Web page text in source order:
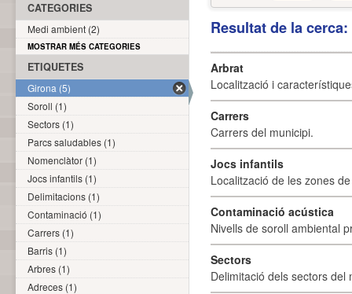
Resultat de la
Arbrat
Localització i
Carrers
Carrers del municipi.
Jocs infantils
Localització de les zones
Contaminació acústica
Nivells de soroll ambiental
Sectors
Delimitació dels sectors del
CATEGORIES
Medi ambient (2)
MOSTRAR MÉS CATEGORIES
ETIQUETES
Girona (5)
Soroll (1)
Sectors (1)
Parcs saludables (1)
Nomenclàtor (1)
Jocs infantils (1)
Delimitacions (1)
Contaminació (1)
Carrers (1)
Barris (1)
Arbres (1)
Adreces (1)